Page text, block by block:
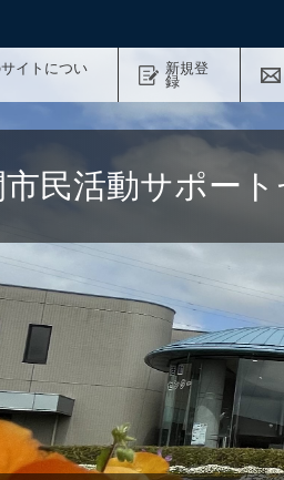
イトについ
新規登
録
市民活動サポー